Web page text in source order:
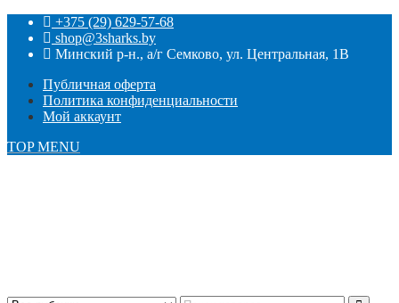
+375 (29) 629-57-68
shop@3sharks.by
Минский р-н., а/г Семково, ул. Центральная, 1В
Публичная оферта
Политика конфиденциальности
Мой аккаунт
TOP MENU